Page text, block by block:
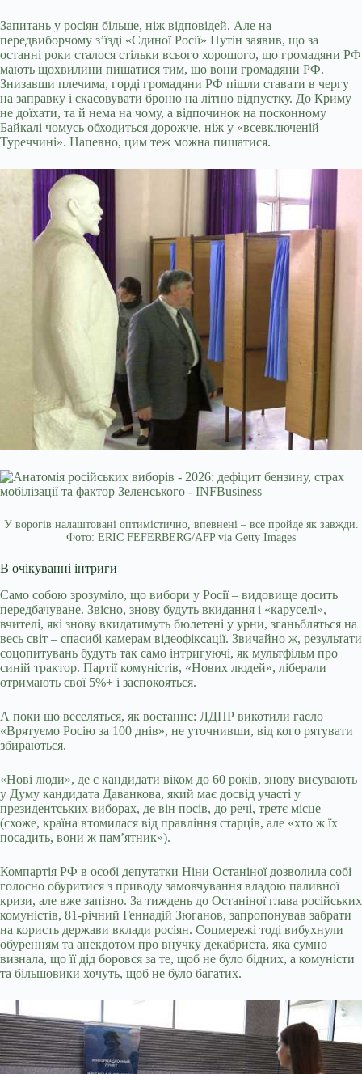
Запитань у росіян більше, ніж відповідей. Але на
передвиборчому з’їзді «Єдиної Росії» Путін заявив, що за
останні роки сталося стільки всього хорошого, що громадяни РФ
мають щохвилини пишатися тим, що вони громадяни РФ.
Знизавши плечима, горді громадяни РФ пішли ставати в чергу
на заправку і скасовувати броню на літню відпустку. До Криму
не доїхати, та й нема на чому, а відпочинок на посконному
Байкалі чомусь обходиться дорожче, ніж у «всевключеній
Туреччині». Напевно, цим теж можна пишатися.
У ворогів налаштовані оптимістично, впевнені – все пройде як завжди.
Фото: ERIC FEFERBERG/AFP via Getty Images
В очікуванні інтриги
Само собою зрозуміло, що вибори у Росії – видовище досить
передбачуване. Звісно, ​​знову будуть вкидання і «каруселі»,
вчителі, які знову вкидатимуть бюлетені у урни, зганьбляться на
весь світ – спасибі камерам відеофіксації. Звичайно ж, результати
соцопитувань будуть так само інтригуючі, як мультфільм про
синій трактор. Партії комуністів, «Нових людей», ліберали
отримають свої 5%+ і заспокояться.
А поки що веселяться, як востаннє: ЛДПР викотили гасло
«Врятуємо Росію за 100 днів», не уточнивши, від кого рятувати
збираються.
«Нові люди», де є кандидати віком до 60 років, знову висувають
у Думу кандидата Даванкова, який має досвід участі у
президентських виборах, де він посів, до речі, третє місце
(схоже, країна втомилася від правління старців, але «хто ж їх
посадить, вони ж пам’ятник»).
Компартія РФ в особі депутатки Ніни Останіної дозволила собі
голосно обуритися з приводу замовчування владою паливної
кризи, але вже запізно. За тиждень до Останіної глава російських
комуністів, 81-річний Геннадій Зюганов, запропонував забрати
на користь держави вклади росіян. Соцмережі тоді вибухнули
обуренням та анекдотом про внучку декабриста, яка сумно
визнала, що її дід боровся за те, щоб не було бідних, а комуністи
та більшовики хочуть, щоб не було багатих.